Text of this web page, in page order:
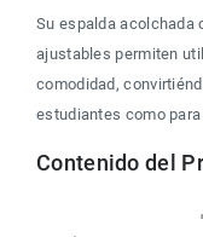
Su espalda acolchada
ajustables permiten
comodidad,
estudiantes como
Contenido del